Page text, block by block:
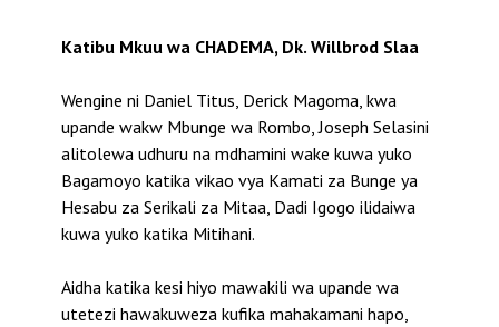
Katibu Mkuu wa CHADEMA, Dk. Willbrod Slaa
Wengine ni Daniel Titus, Derick Magoma, kwa
upande wakw Mbunge wa Rombo, Joseph Selasini
alitolewa udhuru na mdhamini wake kuwa yuko
Bagamoyo katika vikao vya Kamati za Bunge ya
Hesabu za Serikali za Mitaa, Dadi Igogo ilidaiwa
kuwa yuko katika Mitihani.
Aidha katika kesi hiyo mawakili wa upande wa
utetezi hawakuweza kufika mahakamani hapo,